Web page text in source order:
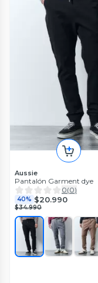
Aussie
Pantalón Garment dye
0(0)
40% $20.990
$34.990